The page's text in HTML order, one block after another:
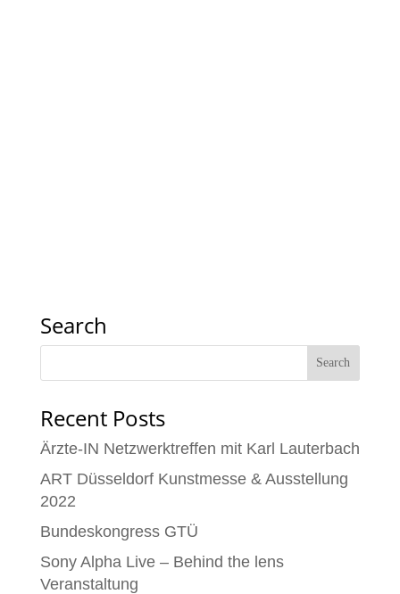
Search
Recent Posts
Ärzte-IN Netzwerktreffen mit Karl Lauterbach
ART Düsseldorf Kunstmesse & Ausstellung
2022
Bundeskongress GTÜ
Sony Alpha Live – Behind the lens
Veranstaltung